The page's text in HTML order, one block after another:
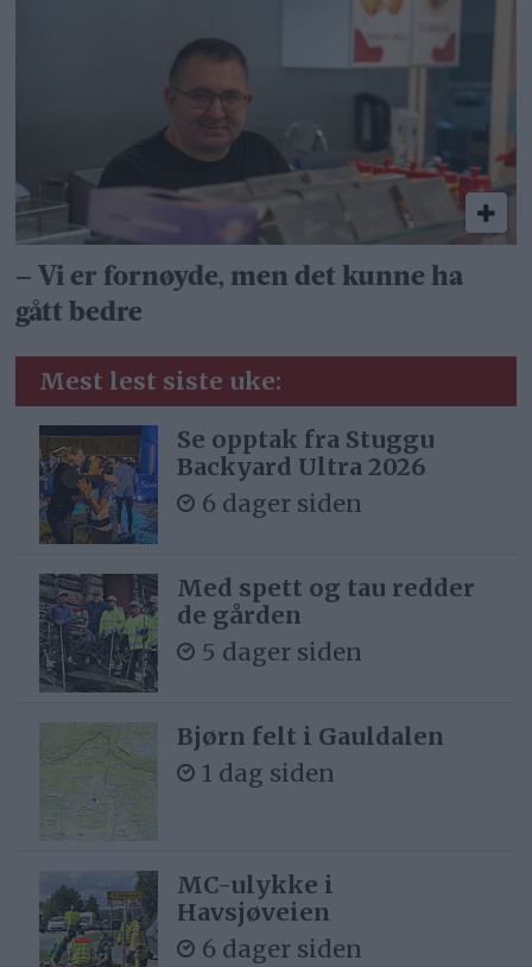
– Vi er fornøyde, men det kunne ha
gått bedre
Mest lest siste uke:
Se opptak fra Stuggu
Backyard Ultra 2026
6 dager siden
Med spett og tau redder
de gården
5 dager siden
Bjørn felt i Gauldalen
1 dag siden
MC-ulykke i
Havsjøveien
6 dager siden